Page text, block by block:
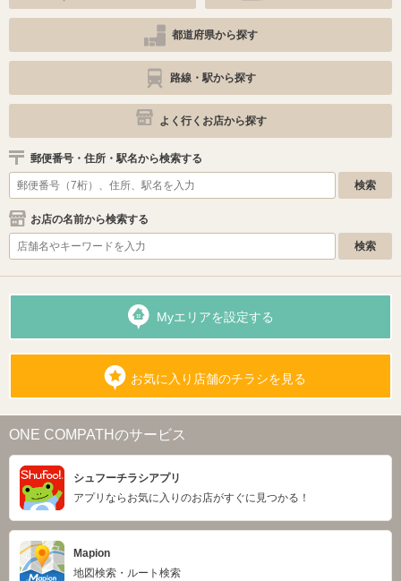
都道府県から探す
路線・駅から探す
よく行くお店から探す
郵便番号・住所・駅名から検索する
お店の名前から検索する
Myエリアを設定する
お気に入り店舗のチラシを見る
ONE COMPATHのサービス
シュフーチラシアプリ
アプリならお気に入りのお店がすぐに見つかる！
Mapion
地図検索・ルート検索